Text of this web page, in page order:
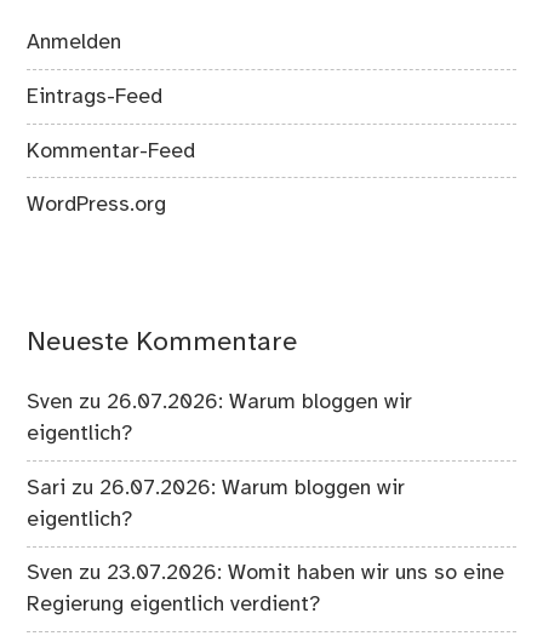
Anmelden
Eintrags-Feed
Kommentar-Feed
WordPress.org
Neueste Kommentare
Sven zu 26.07.2026: Warum bloggen wir
eigentlich?
Sari zu 26.07.2026: Warum bloggen wir
eigentlich?
Sven zu 23.07.2026: Womit haben wir uns so eine
Regierung eigentlich verdient?